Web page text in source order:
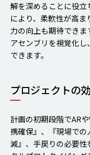
解を深めることに役立
により、柔軟性が高
力の向上も期待でき
アセンブリを視覚化
できます。
プロジェクトの
計画の初期段階でAR
携確保』、『現場で
減』、手戻りの必要